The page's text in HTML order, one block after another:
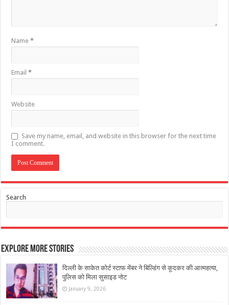
Name*
Email*
Website
Save my name, email, and website in this browser for the next time
I comment.
Search
Explore More Stories
दिल्ली के साकेत कोर्ट स्टाफ मेंबर ने बिल्डिंग से कूदकर की आत्महत्या,
पुलिस को मिला सुसाइड नोट
January 9, 2026